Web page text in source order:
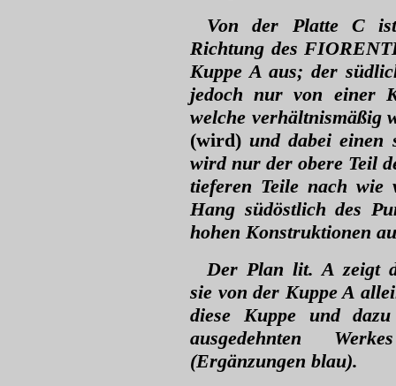
Von der Platte C
Richtung des
Kuppe A aus; der
jedoch nur von einer
welche verhältnismäßig
(wird) und dabei einen
wird nur der obere Teil
tieferen Teile nach wie
Hang südöstlich des
hohen Konstruktionen
Der Plan lit. A zeigt
sie von der Kuppe A
diese Kuppe und
ausgedehnten
(Ergänzungen blau).